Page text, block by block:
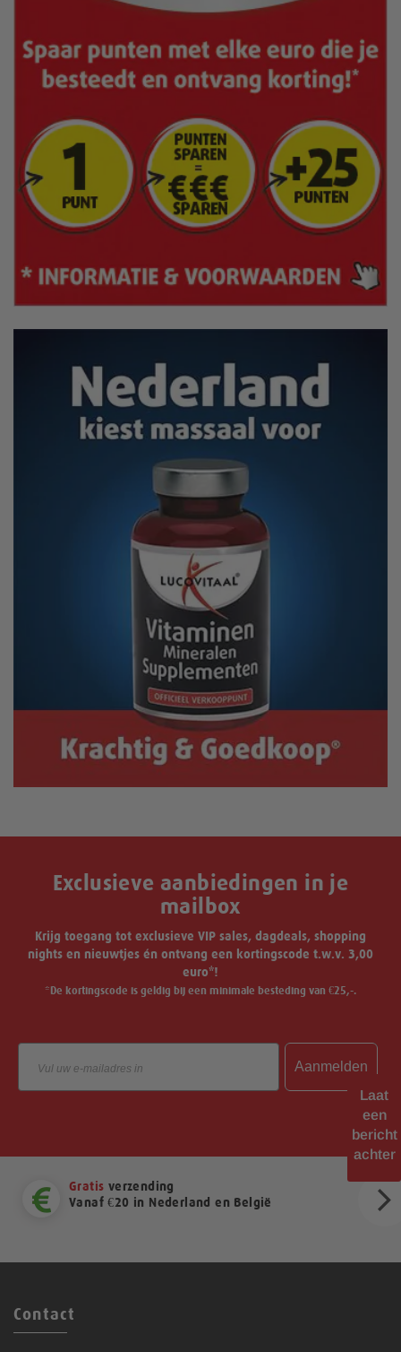
Exclusieve aanbiedingen in je
mailbox
Krijg toegang tot exclusieve VIP sales, dagdeals, shopping
nights en nieuwtjes én ontvang een kortingscode t.w.v. 3,00
euro*!
*De kortingscode is geldig bij een minimale besteding van €25,-.
Email
Aanmelden
Gratis verzending
Vanaf €20 in Nederland en België
Contact
Laat
een
bericht
achter